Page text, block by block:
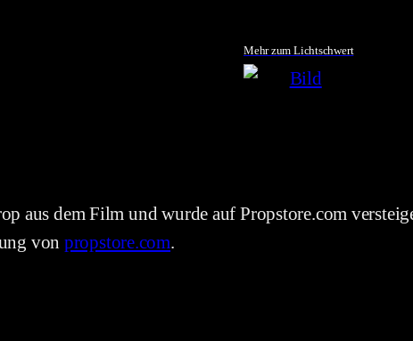
Mehr zum Lichtschwert
aus dem Film und wurde auf Propstore.com
von propstore.com.